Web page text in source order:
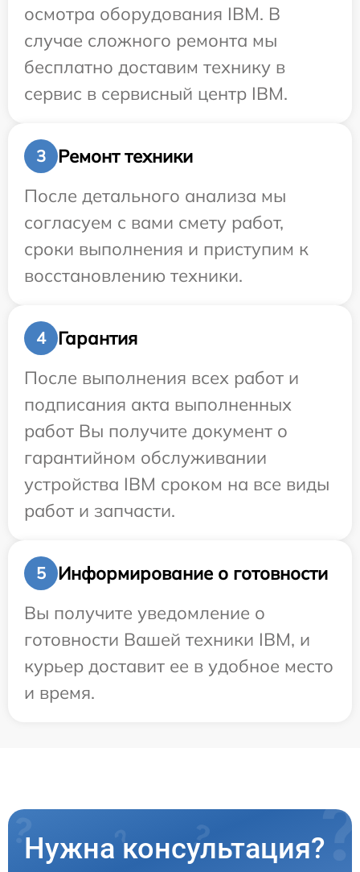
осмотра оборудования IBM. В
случае сложного ремонта мы
бесплатно доставим технику в
сервис в сервисный центр IBM.
3
Ремонт техники
После детального анализа мы
согласуем с вами смету работ,
сроки выполнения и приступим к
восстановлению техники.
4
Гарантия
После выполнения всех работ и
подписания акта выполненных
работ Вы получите документ о
гарантийном обслуживании
устройства IBM сроком на все виды
работ и запчасти.
5
Информирование о готовности
Вы получите уведомление о
готовности Вашей техники IBM, и
курьер доставит ее в удобное место
и время.
Нужна консультация?